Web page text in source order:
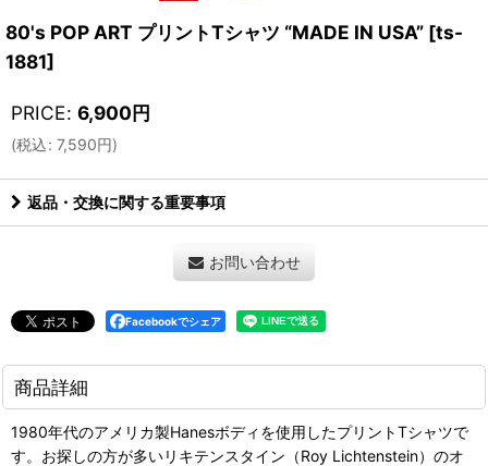
80's POP ART プリントTシャツ “MADE IN USA” [ts-
1881]
PRICE: 6,900円
(税込: 7,590円)
返品・交換に関する重要事項
お問い合わせ
Facebookでシェア
商品詳細
1980年代のアメリカ製Hanesボディを使用したプリントTシャツで
す。お探しの方が多いリキテンスタイン（Roy Lichtenstein）のオ